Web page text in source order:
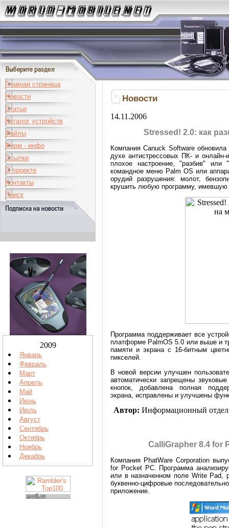
Главная страница
Новости
Статьи
Каталог устройств
Файлы
Фирм - инфо
Ссылки
О проекте
Контакты
Поиск
2009
Январь
Февраль
Март
Апрель
Май
Июнь
Июль
Август
Сентябрь
Октябрь
Ноябрь
Декабрь
Новости
14.11.2006
Stressed! 2.0: как
Компания Canuck Software
духе антистрессовых ПК- и
плохое настроение, "разбив" или
командное меню Palm OS или
орудий разрушения: молот,
крушить любую программу, имевшую
Программа поддерживает все
платформе PalmOS 5.0 или выше и
памяти и экрана с 16-битным
пикселей.
В новой версии улучшен
автоматически запрещены
кнопок, добавлена полная
экрана, исправлены и улучшены
Автор: Информационный отдел
CalliGrapher 8.4 for
Компания PhatWare Corporation
for Pocket PC. Программа
или в назначенном поле Write Pad,
буквенно-цифровые
приложение.